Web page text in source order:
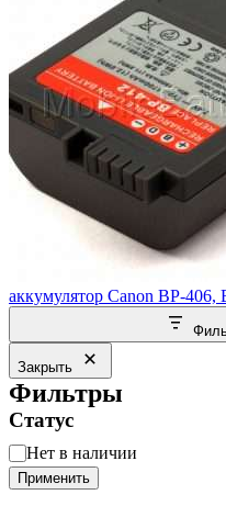
аккумулятор Canon BP-406,
Закрыть
Фильтры
Статус
Статус
Нет в наличии
Применить